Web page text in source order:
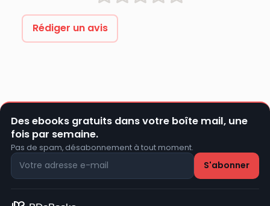
Rédiger un avis
Des ebooks gratuits dans votre boîte mail, une
fois par semaine.
Pas de spam, désabonnement à tout moment.